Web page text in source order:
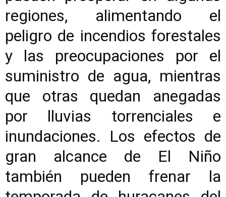
regiones, alimentando el
peligro de incendios forestales
y las preocupaciones por el
suministro de agua, mientras
que otras quedan anegadas
por lluvias torrenciales e
inundaciones. Los efectos de
gran alcance de El Niño
también pueden frenar la